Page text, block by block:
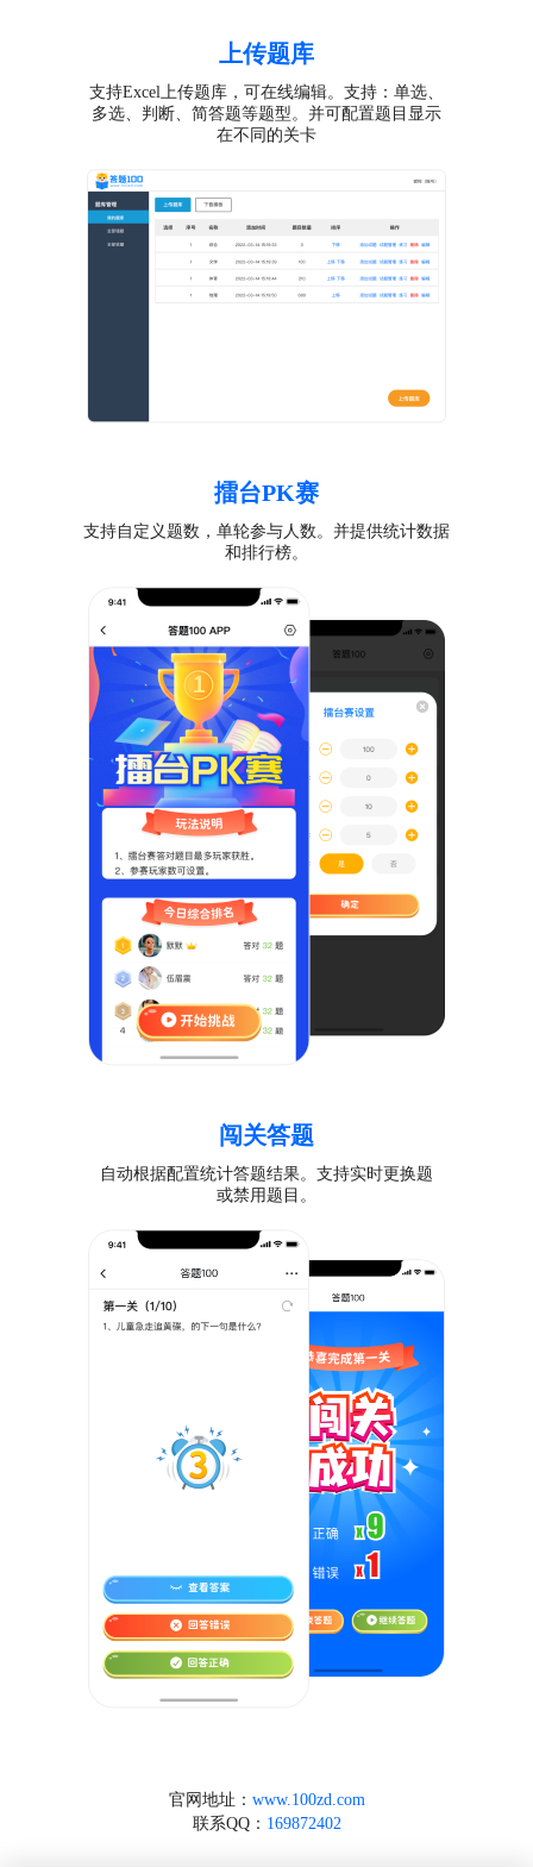
上传题库
支持Excel上传题库，可在线编辑。支持：单选、
多选、判断、简答题等题型。并可配置题目显示
在不同的关卡
擂台PK赛
支持自定义题数，单轮参与人数。并提供统计数据
和排行榜。
闯关答题
自动根据配置统计答题结果。支持实时更换题
或禁用题目。
官网地址： www.100zd.com
联系QQ： 169872402